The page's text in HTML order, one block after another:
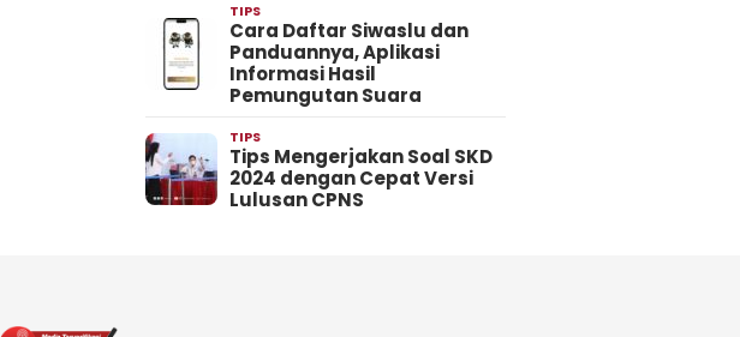
TIPS
Cara Daftar Siwaslu dan
Panduannya, Aplikasi
Informasi Hasil
Pemungutan Suara
TIPS
Tips Mengerjakan Soal SKD
2024 dengan Cepat Versi
Lulusan CPNS